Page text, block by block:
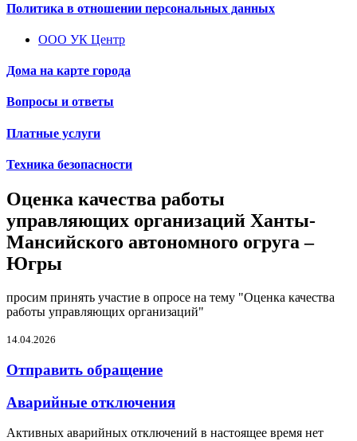
Политика в отношении персональных данных
ООО УК Центр
Дома на карте города
Вопросы и ответы
Платные услуги
Техника безопасности
Оценка качества работы
управляющих организаций Ханты-
Мансийского автономного огруга –
Югры
просим принять участие в опросе на тему "Оценка качества
работы управляющих организаций"
14.04.2026
Отправить обращение
Аварийные отключения
Активных аварийных отключений в настоящее время нет